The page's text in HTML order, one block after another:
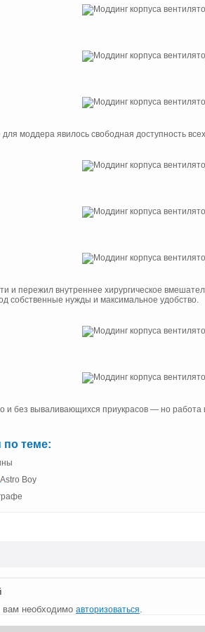
моддера явилось свободная доступность
и пережил внутреннее хирургическое
собственные нужды и максимальное удобство.
и без вываливающихся приукрасов — но
по теме:
Astro Boy
вам необходимо авторизоваться